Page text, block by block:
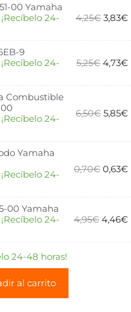
00 Yamaha
24-
4,25€ 3,83€
9
24-
5,25€ 4,73€
Combustible
24-
6,50€ 5,85€
Yamaha
24-
0,70€ 0,63€
00 Yamaha
24-
4,95€ 4,46€
24-48 horas!
al carrito